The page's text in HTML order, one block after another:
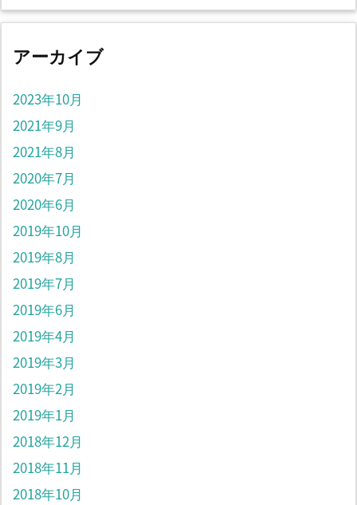
アーカイブ
2023年10月
2021年9月
2021年8月
2020年7月
2020年6月
2019年10月
2019年8月
2019年7月
2019年6月
2019年4月
2019年3月
2019年2月
2019年1月
2018年12月
2018年11月
2018年10月